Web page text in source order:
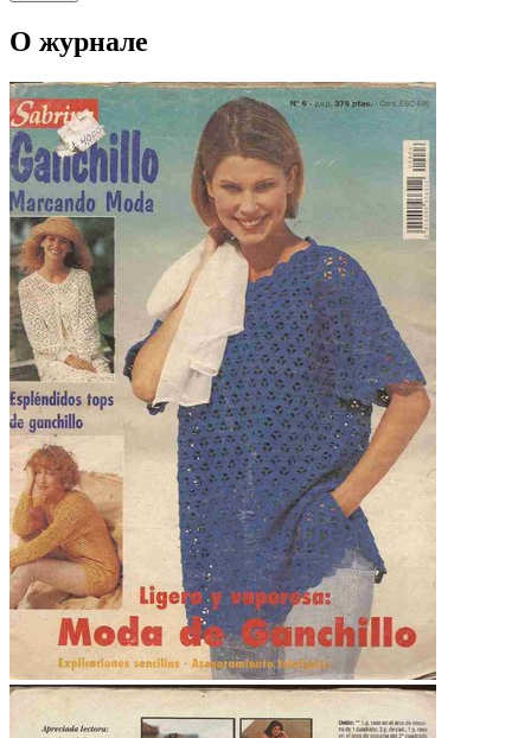
О журнале